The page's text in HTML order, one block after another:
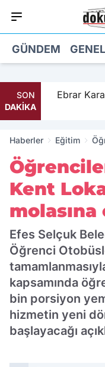
GÜNDEM GENEL
SON
DAKİKA
Ebrar
Haberler Eğitim
Kent
molasına
Efes Selçuk
Öğrenci
kapsamında
bin porsiyon
hizmetin yeni
başlayacağı